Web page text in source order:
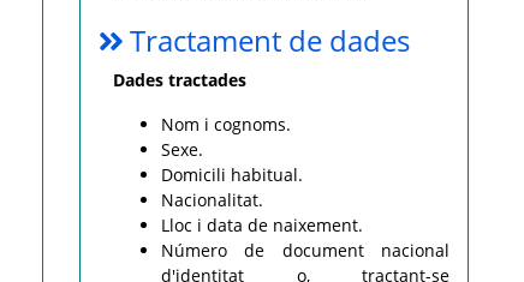
Tractament de dades
Dades tractades
Nom i cognoms.
Sexe.
Domicili habitual.
Nacionalitat.
Lloc i data de naixement.
Número de document nacional
d'identitat o, tractant-se